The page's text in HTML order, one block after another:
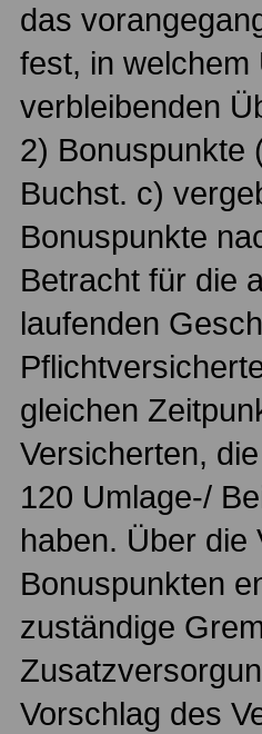
das
fest, in welchem
verbleibenden
2) Bonuspunkte
Buchst. c)
Bonuspunkte
Betracht für die
laufenden
gleichen
Versicherten,
120 Umlage-/
haben. Über die
Bonuspunkten
zuständige
Vorschlag des